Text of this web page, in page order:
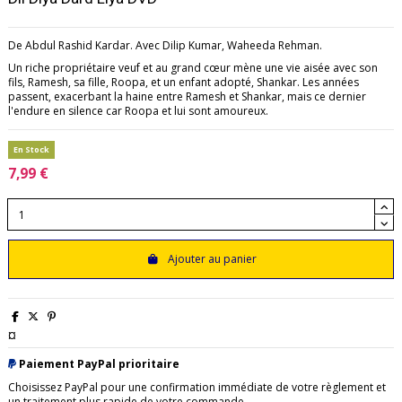
De Abdul Rashid Kardar. Avec Dilip Kumar, Waheeda Rehman.
Un riche propriétaire veuf et au grand cœur mène une vie aisée avec son
fils, Ramesh, sa fille, Roopa, et un enfant adopté, Shankar. Les années
passent, exacerbant la haine entre Ramesh et Shankar, mais ce dernier
l'endure en silence car Roopa et lui sont amoureux.
En Stock
7,99 €
Ajouter au panier
¤
Paiement PayPal prioritaire
Choisissez PayPal pour une confirmation immédiate de votre règlement et